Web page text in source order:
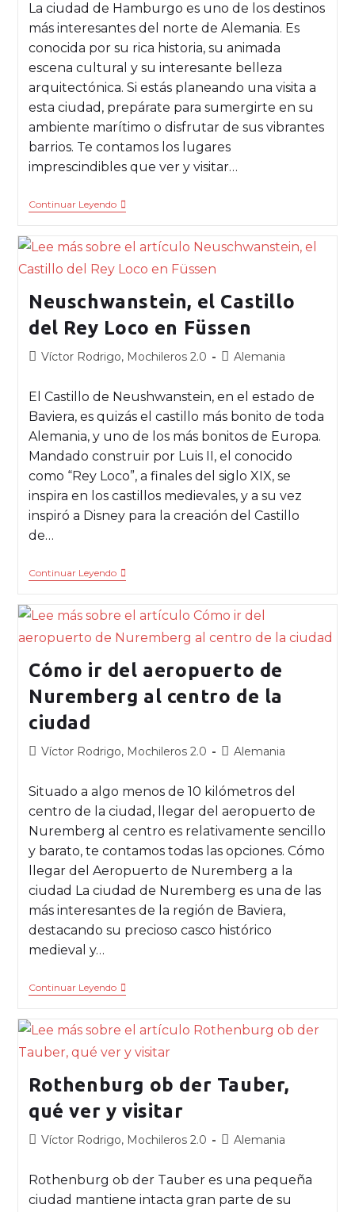
La ciudad de Hamburgo es uno de los destinos
más interesantes del norte de Alemania. Es
conocida por su rica historia, su animada
escena cultural y su interesante belleza
arquitectónica. Si estás planeando una visita a
esta ciudad, prepárate para sumergirte en su
ambiente marítimo o disfrutar de sus vibrantes
barrios. Te contamos los lugares
imprescindibles que ver y visitar…
Continuar Leyendo
Neuschwanstein, el Castillo
del Rey Loco en Füssen
Víctor Rodrigo, Mochileros 2.0 Alemania
El Castillo de Neushwanstein, en el estado de
Baviera, es quizás el castillo más bonito de toda
Alemania, y uno de los más bonitos de Europa.
Mandado construir por Luis II, el conocido
como “Rey Loco”, a finales del siglo XIX, se
inspira en los castillos medievales, y a su vez
inspiró a Disney para la creación del Castillo
de…
Continuar Leyendo
Cómo ir del aeropuerto de
Nuremberg al centro de la
ciudad
Víctor Rodrigo, Mochileros 2.0 Alemania
Situado a algo menos de 10 kilómetros del
centro de la ciudad, llegar del aeropuerto de
Nuremberg al centro es relativamente sencillo
y barato, te contamos todas las opciones. Cómo
llegar del Aeropuerto de Nuremberg a la
ciudad La ciudad de Nuremberg es una de las
más interesantes de la región de Baviera,
destacando su precioso casco histórico
medieval y…
Continuar Leyendo
Rothenburg ob der Tauber,
qué ver y visitar
Víctor Rodrigo, Mochileros 2.0 Alemania
Rothenburg ob der Tauber es una pequeña
ciudad mantiene intacta gran parte de su